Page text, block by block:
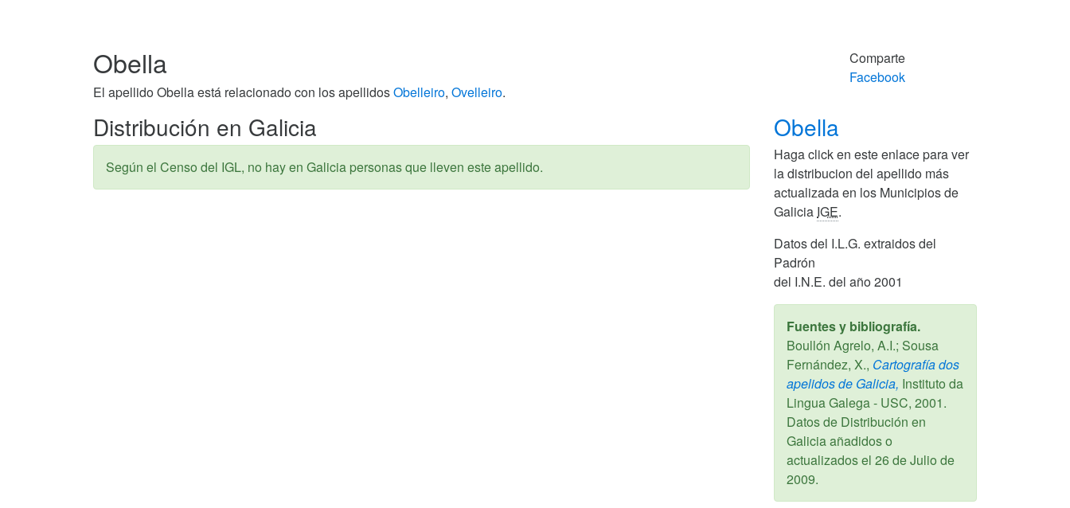
Obella
El apellido Obella está relacionado con los apellidosObelleiro, Ovelleiro.
Comparte
Facebook
Distribución en Galicia
Según el Censo del IGL, no hay en Galicia personas que lleven este apellido.
Obella
Haga click en este enlace para ver
la distribucion del apellido más
actualizada en los Municipios de
Galicia IGE.
Datos del I.L.G. extraidos del
Padrón
del I.N.E. del año 2001
Fuentes y bibliografía.
Boullón Agrelo, A.I.; Sousa
Fernández, X., Cartografía dos
apelidos de Galicia, Instituto da
Lingua Galega - USC, 2001.
Datos de Distribución en
Galicia añadidos o
actualizados el 26 de Julio de
2009.